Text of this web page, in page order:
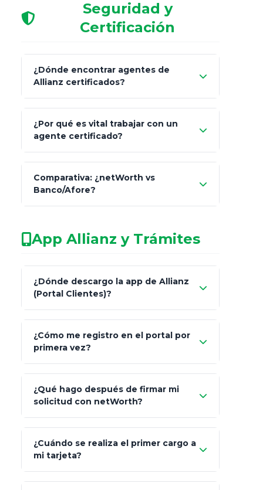
Seguridad y
Certificación
¿Dónde encontrar agentes de
Allianz certificados?
Seguros y Fianzas (CNSF)
netWorth
patrimonio con asesores informales en
redes sociales.
¿Por qué es vital trabajar con un
agente certificado?
consultor técnico
legalmente facultado
Comparativa: ¿netWorth vs
Banco/Afore?
Característica netWorth (Certificado)
Fiscalidad Estrategia Art. 151 / 93
App Allianz y Trámites
¿Dónde descargo la app de Allianz
(Portal Clientes)?
Client"
App Store (iOS) Google Play
¿Cómo me registro en el portal por
primera vez?
Bienvenida
"¿Aún no tienes cuenta?
Regístrate"
¿Qué hago después de firmar mi
solicitud con netWorth?
¿Cuándo se realiza el primer cargo a
mi tarjeta?